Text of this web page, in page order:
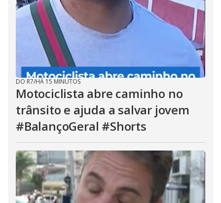
DO R7/HÁ 15 MINUTOS
Motociclista abre caminho no
trânsito e ajuda a salvar jovem
#BalançoGeral #Shorts